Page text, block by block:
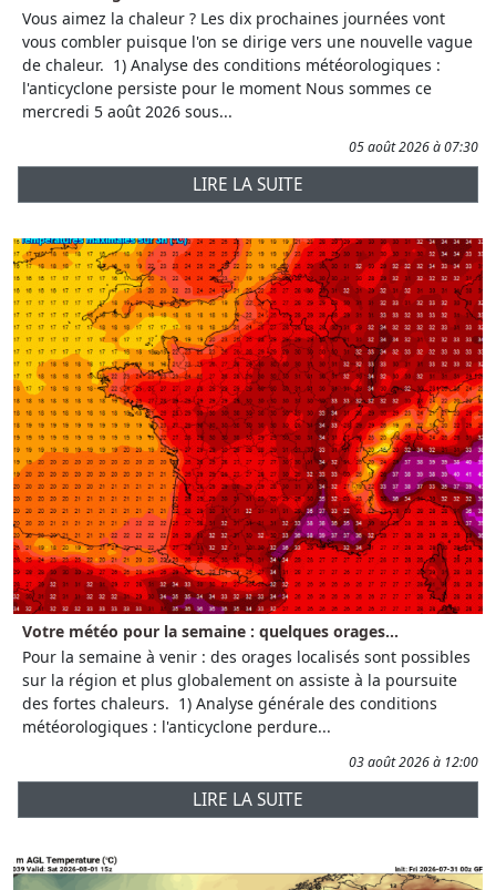
Vous aimez la chaleur ? Les dix prochaines journées vont
vous combler puisque l'on se dirige vers une nouvelle vague
de chaleur. 1) Analyse des conditions météorologiques :
l'anticyclone persiste pour le moment Nous sommes ce
mercredi 5 août 2026 sous...
05 août 2026 à 07:30
LIRE LA SUITE
Votre météo pour la semaine : quelques orages...
Pour la semaine à venir : des orages localisés sont possibles
sur la région et plus globalement on assiste à la poursuite
des fortes chaleurs. 1) Analyse générale des conditions
météorologiques : l'anticyclone perdure...
03 août 2026 à 12:00
LIRE LA SUITE